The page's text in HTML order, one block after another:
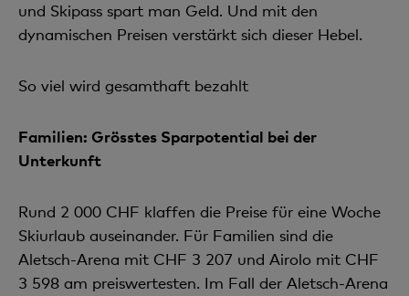
und Skipass spart man Geld. Und mit den
dynamischen Preisen verstärkt sich dieser Hebel.
So viel wird gesamthaft bezahlt
Familien: Grösstes Sparpotential bei der
Unterkunft
Rund 2 000 CHF klaffen die Preise für eine Woche
Skiurlaub auseinander. Für Familien sind die
Aletsch-Arena mit CHF 3 207 und Airolo mit CHF
3 598 am preiswertesten. Im Fall der Aletsch-Arena